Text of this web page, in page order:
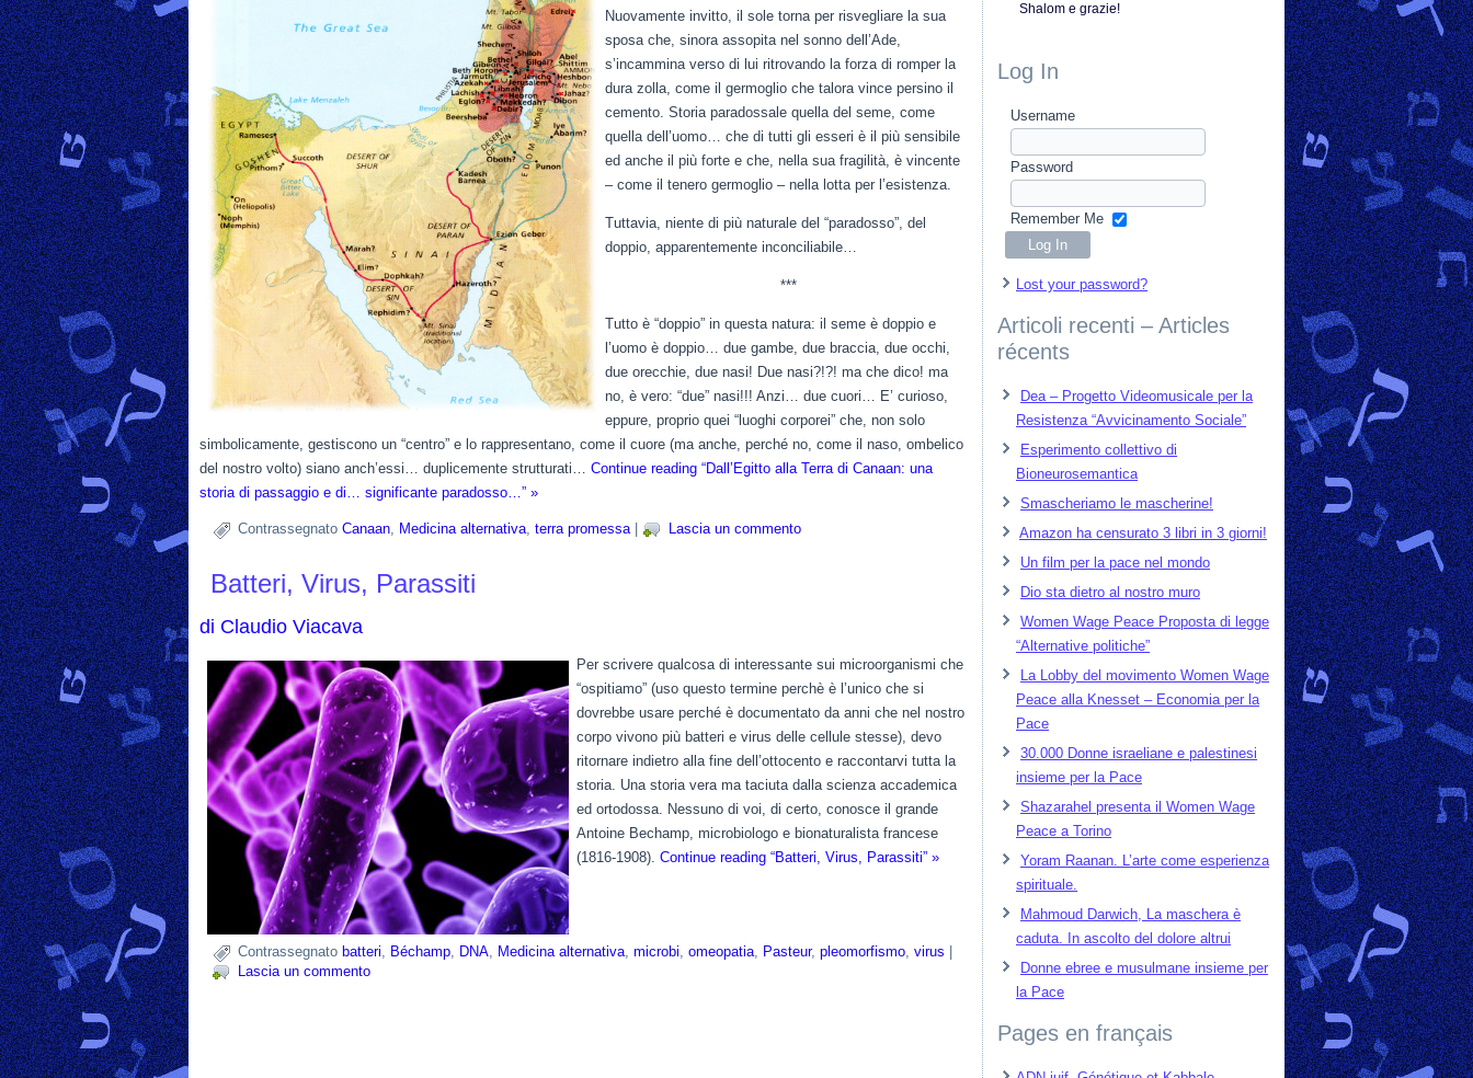
Nuovamente invitto, il sole torna per risvegliare la sua
sposa che, sinora assopita nel sonno dell’Ade,
s’incammina verso di lui ritrovando la forza di romper la
dura zolla, come il germoglio che talora vince persino il
cemento. Storia paradossale quella del seme, come
quella dell’uomo… che di tutti gli esseri è il più sensibile
ed anche il più forte e che, nella sua fragilità, è vincente
– come il tenero germoglio – nella lotta per l’esistenza.
Tuttavia, niente di più naturale del “paradosso”, del
doppio, apparentemente inconciliabile…
***
Tutto è “doppio” in questa natura: il seme è doppio e
l’uomo è doppio… due gambe, due braccia, due occhi,
due orecchie, due nasi! Due nasi?!?! ma che dico! ma
no, è vero: “due” nasi!!! Anzi… due cuori… E’ curioso,
eppure, proprio quei “luoghi corporei” che, non solo
simbolicamente, gestiscono un “centro” e lo rappresentano, come il cuore (ma anche, perché no, come il naso, ombelico
del nostro volto) siano anch’essi… duplicemente strutturati… Continue reading “Dall’Egitto alla Terra di Canaan: una
storia di passaggio e di… significante paradosso…” »
Contrassegnato Canaan, Medicina alternativa, terra promessa| Lascia un commento
Batteri, Virus, Parassiti
di Claudio Viacava
Per scrivere qualcosa di interessante sui microorganismi che
“ospitiamo” (uso questo termine perchè è l’unico che si
dovrebbe usare perché è documentato da anni che nel nostro
corpo vivono più batteri e virus delle cellule stesse), devo
ritornare indietro alla fine dell’ottocento e raccontarvi tutta la
storia. Una storia vera ma taciuta dalla scienza accademica
ed ortodossa. Nessuno di voi, di certo, conosce il grande
Antoine Bechamp, microbiologo e bionaturalista francese
(1816-1908). Continue reading “Batteri, Virus, Parassiti” »
Contrassegnato batteri, Béchamp, DNA, Medicina alternativa, microbi, omeopatia, Pasteur, pleomorfismo, virus
Lascia un commento
Shalom e grazie!
Log In
Username
Password
Remember Me
Lost your password?
Articoli recenti – Articles
récents
Dea – Progetto Videomusicale per la
Resistenza “Avvicinamento Sociale”
Esperimento collettivo di
Bioneurosemantica
Smascheriamo le mascherine!
Amazon ha censurato 3 libri in 3 giorni!
Un film per la pace nel mondo
Dio sta dietro al nostro muro
Women Wage Peace Proposta di legge
“Alternative politiche”
La Lobby del movimento Women Wage
Peace alla Knesset – Economia per la
Pace
30.000 Donne israeliane e palestinesi
insieme per la Pace
Shazarahel presenta il Women Wage
Peace a Torino
Yoram Raanan. L’arte come esperienza
spirituale.
Mahmoud Darwich, La maschera è
caduta. In ascolto del dolore altrui
Donne ebree e musulmane insieme per
la Pace
Pages en français